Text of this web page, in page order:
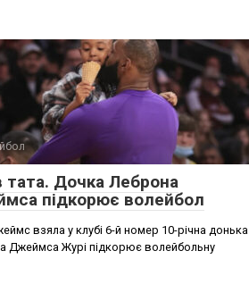
тата. Дочка Леброна
підкорює волейбол
взяла у клубі 6-й номер 10-річна донька
Джеймса Журі підкорює волейбольну